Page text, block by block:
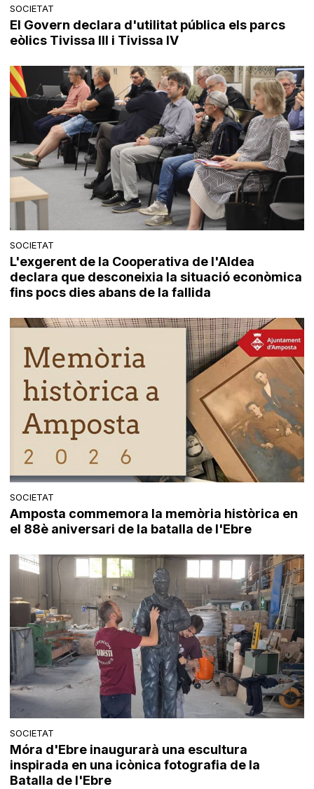
SOCIETAT
El Govern declara d'utilitat pública els parcs
eòlics Tivissa III i Tivissa IV
SOCIETAT
L'exgerent de la Cooperativa de l'Aldea
declara que desconeixia la situació econòmica
fins pocs dies abans de la fallida
SOCIETAT
Amposta commemora la memòria històrica en
el 88è aniversari de la batalla de l'Ebre
SOCIETAT
Móra d'Ebre inaugurarà una escultura
inspirada en una icònica fotografia de la
Batalla de l'Ebre